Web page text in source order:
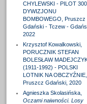
CHYLEWSKI - PILOT 300.
DYWIZJONU
BOMBOWEGO, Pruszcz
Gdański - Tczew -
2022
Krzysztof Kowalkowski,
PORUCZNIK STEFAN
BOLESŁAW
(1911-1992) - POLSKI
LOTNIK NA OBCZYŹNIE,
Pruszcz Gdański, 2020
Agnieszka Skolasińska,
Oczami naiwności. Losy